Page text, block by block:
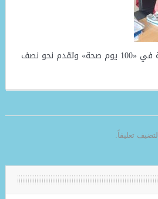
الشرقية تتصدر الجمهورية في «100 يوم صحة» وتقدم نحو نصف
لتضيف تعليقاً.